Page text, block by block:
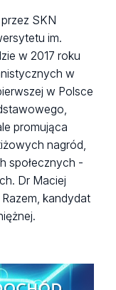
SKN
im.
w 2017 roku
w
w Polsce
promująca
nagród,
społecznych -
Dr Maciej
kandydat